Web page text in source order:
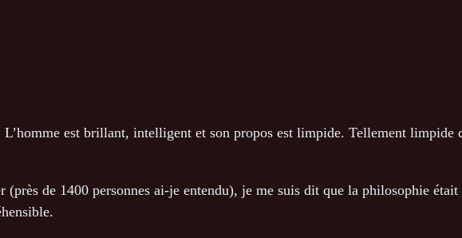
L’homme est brillant, intelligent et son propos est limpide. Tellement
de 1400 personnes ai-je entendu), je me suis dit que la philosophie était